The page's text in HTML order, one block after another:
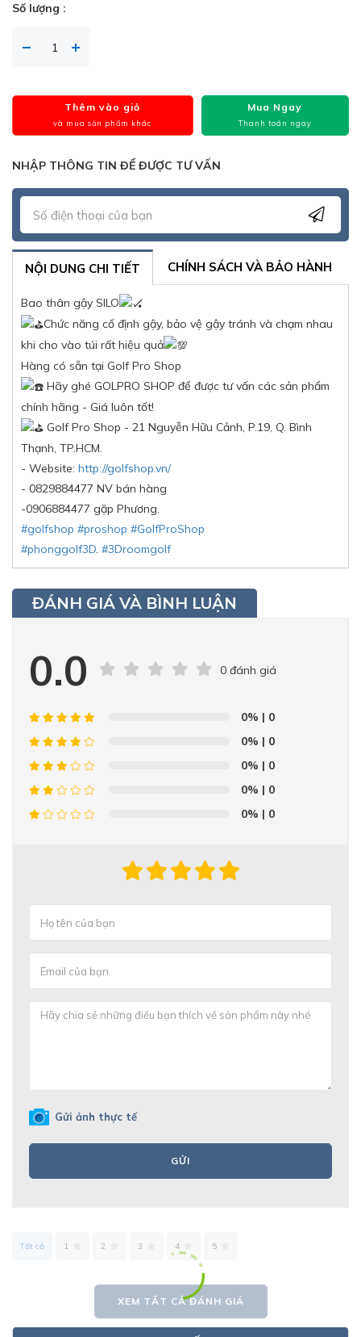
Số lượng :
Thêm vào giỏ
và mua sản phẩm khác
Mua Ngay
Thanh toán ngay
NHẬP THÔNG TIN ĐỂ ĐƯỢC TƯ VẤN
NỘI DUNG CHI TIẾT CHÍNH SÁCH VÀ BẢO HÀNH
Bao thân gậy SILO
Chức năng cố định gậy, bảo vệ gậy tránh và chạm nhau
khi cho vào túi rất hiệu quả
Hàng có sẵn tại Golf Pro Shop
Hãy ghé GOLPRO SHOP để được tư vấn các sản phẩm
chính hãng - Giá luôn tốt!
Golf Pro Shop - 21 Nguyễn Hữu Cảnh, P.19, Q. Bình
Thạnh, TP.HCM.
- Website: http://golfshop.vn/
- 0829884477 NV bán hàng
-0906884477 gặp Phương.
#golfshop #proshop #GolfProShop
#phonggolf3D. #3Droomgolf
ĐÁNH GIÁ VÀ BÌNH LUẬN
0.0 0 đánh giá
0% | 0
0% | 0
0% | 0
0% | 0
0% | 0
Gửi ảnh thực tế
GỬI
Tất cả 1 2 3 4 5
XEM TẤT CẢ ĐÁNH GIÁ